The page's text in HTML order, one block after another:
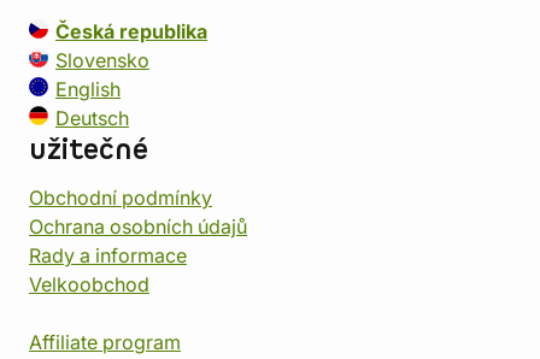
Česká republika
Slovensko
English
Deutsch
užitečné
Obchodní podmínky
Ochrana osobních údajů
Rady a informace
Velkoobchod
Affiliate program